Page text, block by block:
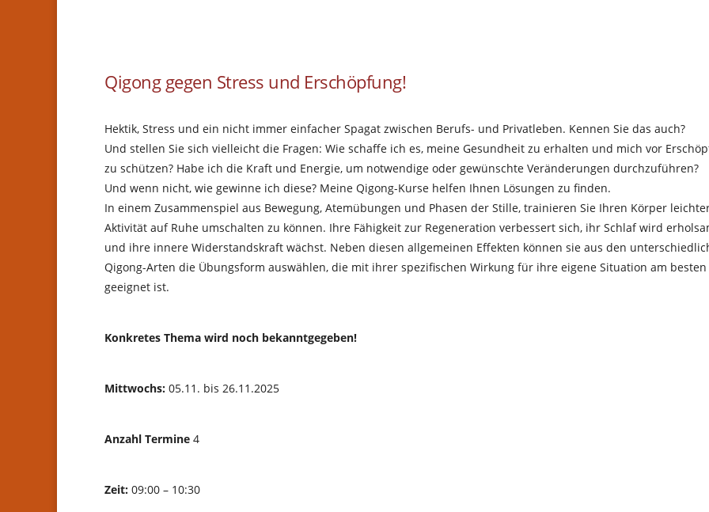
Qigong gegen Stress und Erschöpfung!
Hektik, Stress und ein nicht immer einfacher Spagat zwischen Berufs- und Privatleben. Kennen Sie das auch?
Und stellen Sie sich vielleicht die Fragen: Wie schaffe ich es, meine Gesundheit zu erhalten und mich vor
zu schützen? Habe ich die Kraft und Energie, um notwendige oder gewünschte Veränderungen durchzuführen?
Und wenn nicht, wie gewinne ich diese? Meine Qigong-Kurse helfen Ihnen Lösungen zu finden.
In einem Zusammenspiel aus Bewegung, Atemübungen und Phasen der Stille, trainieren Sie Ihren Körper
Aktivität auf Ruhe umschalten zu können. Ihre Fähigkeit zur Regeneration verbessert sich, ihr Schlaf wird
und ihre innere Widerstandskraft wächst. Neben diesen allgemeinen Effekten können sie aus den
Qigong-Arten die Übungsform auswählen, die mit ihrer spezifischen Wirkung für ihre eigene Situation am besten
geeignet ist.
Konkretes Thema wird noch bekanntgegeben!
Mittwochs: 05.11. bis 26.11.2025
Anzahl Termine 4
Zeit: 09:00 – 10:30